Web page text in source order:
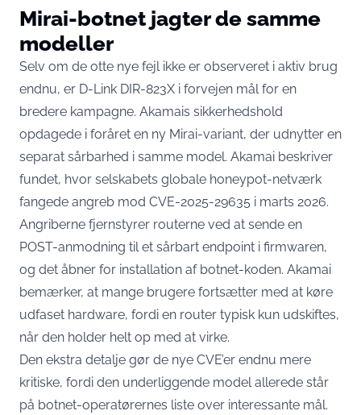
Mirai-botnet jagter de samme
modeller
Selv om de otte nye fejl ikke er observeret i aktiv brug
endnu, er D-Link DIR-823X i forvejen mål for en
bredere kampagne. Akamais sikkerhedshold
opdagede i foråret en ny Mirai-variant, der udnytter en
separat sårbarhed i samme model. Akamai beskriver
fundet, hvor selskabets globale honeypot-netværk
fangede angreb mod CVE-2025-29635 i marts 2026.
Angriberne fjernstyrer routerne ved at sende en
POST-anmodning til et sårbart endpoint i firmwaren,
og det åbner for installation af botnet-koden. Akamai
bemærker, at mange brugere fortsætter med at køre
udfaset hardware, fordi en router typisk kun udskiftes,
når den holder helt op med at virke.
Den ekstra detalje gør de nye CVE’er endnu mere
kritiske, fordi den underliggende model allerede står
på botnet-operatørernes liste over interessante mål.